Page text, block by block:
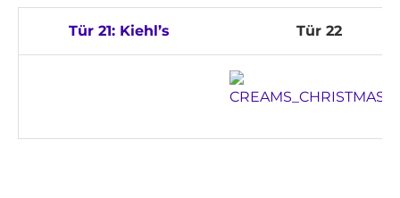
Tür 21: Kiehl’s Tür 22